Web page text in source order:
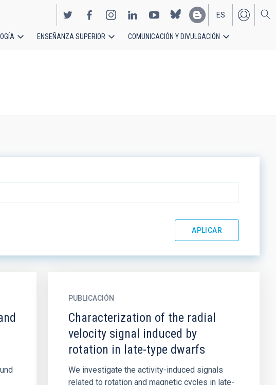
EN
ES
ENSEÑANZA SUPERIOR COMUNICACIÓN Y DIVULGACIÓN
PUBLICACIÓN
Characterization of the radial
velocity signal induced by
rotation in late-type dwarfs
We investigate the activity-induced signals
related to rotation and magnetic cycles in late-